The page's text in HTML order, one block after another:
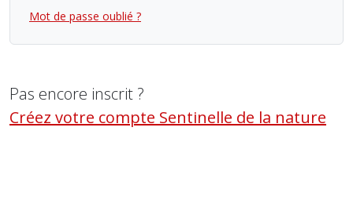
Mot de passe oublié ?
Pas encore inscrit ?
Créez votre compte Sentinelle de la nature